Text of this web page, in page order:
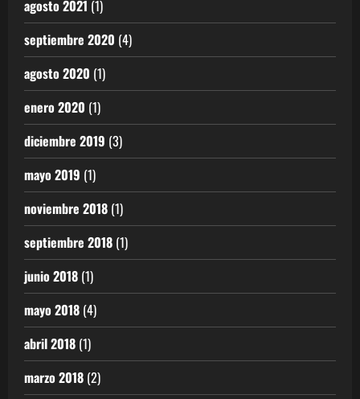
agosto 2021 (1)
septiembre 2020 (4)
agosto 2020 (1)
enero 2020 (1)
diciembre 2019 (3)
mayo 2019 (1)
noviembre 2018 (1)
septiembre 2018 (1)
junio 2018 (1)
mayo 2018 (4)
abril 2018 (1)
marzo 2018 (2)